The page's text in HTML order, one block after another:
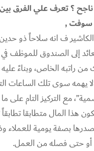
؟ تعرف علي الفرق
سوفت ,
ف انه سلاحاً ذو
إلى الصندوق للموظف في
راتبه الخاص، وبناءً
يهمه سوى تلك الساعات
مع التركيز التام على
هذا المال متطابقا
يصدرها بصفة يومية
أو حتى فصله من العمل.